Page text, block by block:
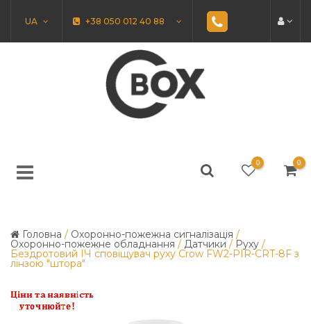
UA +38 050 012 40 88
0 0
Головна / Охоронно-пожежна сигналізація /
Охоронно-пожежне обладнання / Датчики / Руху /
Бездротовий ІЧ сповіщувач руху Crow FW2-PIR-CRT-8F з
лінзою "штора"